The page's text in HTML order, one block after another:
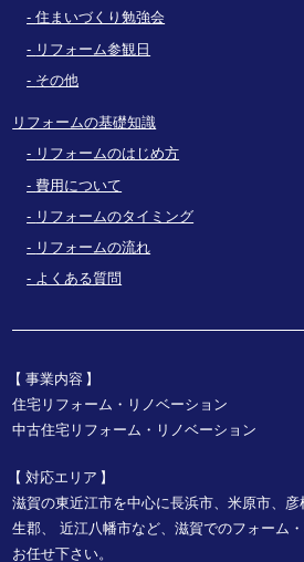
住まいづくり勉強会
リフォーム参観日
その他
リフォームの基礎知識
リフォームのはじめ方
費用について
リフォームのタイミング
リフォームの流れ
よくある質問
事業内容
住宅リフォーム・リノベーション
中古住宅リフォーム・リノベーション
対応エリア
滋賀の東近江市を中心に長浜市、米原市、
生郡、
近江八幡市など、滋賀でのフォーム
お任せ下さい。